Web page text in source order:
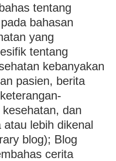
tentang
bahasan
yang
tentang
kebanyakan
pasien, berita
dan
lebih dikenal
blog); Blog
cerita